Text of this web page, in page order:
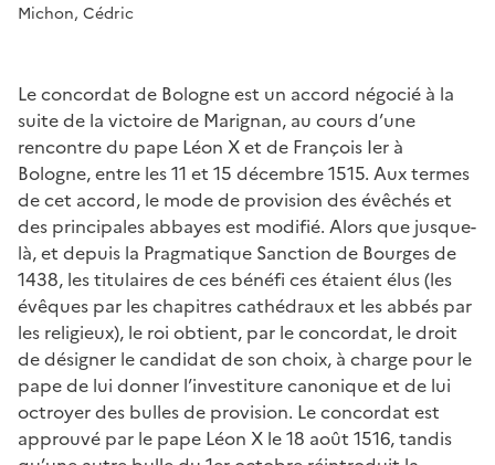
Michon, Cédric
Le concordat de Bologne est un accord négocié à la
suite de la victoire de Marignan, au cours d’une
rencontre du pape Léon X et de François Ier à
Bologne, entre les 11 et 15 décembre 1515. Aux termes
de cet accord, le mode de provision des évêchés et
des principales abbayes est modifié. Alors que jusque-
là, et depuis la Pragmatique Sanction de Bourges de
1438, les titulaires de ces bénéfi ces étaient élus (les
évêques par les chapitres cathédraux et les abbés par
les religieux), le roi obtient, par le concordat, le droit
de désigner le candidat de son choix, à charge pour le
pape de lui donner l’investiture canonique et de lui
octroyer des bulles de provision. Le concordat est
approuvé par le pape Léon X le 18 août 1516, tandis